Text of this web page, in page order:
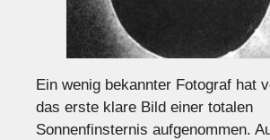
Ein wenig bekannter Fotograf hat
das erste klare Bild einer totalen
Sonnenfinsternis aufgenommen.